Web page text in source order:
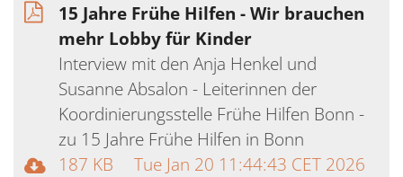
15 Jahre Frühe Hilfen - Wir brauchen
mehr Lobby für Kinder
Interview mit den Anja Henkel und
Susanne Absalon - Leiterinnen der
Koordinierungsstelle Frühe Hilfen Bonn -
zu 15 Jahre Frühe Hilfen in Bonn
187 KB
Tue Jan 20 11:44:43 CET 2026